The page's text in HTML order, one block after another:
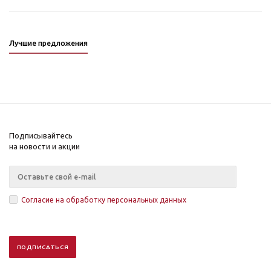
Лучшие предложения
Подписывайтесь
на новости и акции
Согласие на обработку персональных данных